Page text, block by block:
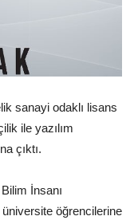
sanayi odaklı lisans
ile yazılım
çıktı.
İnsanı
üniversite öğrencilerine